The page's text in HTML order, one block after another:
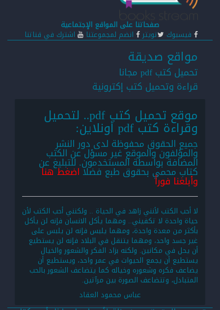
صفحاتنا على المواقع الإجتماعية
فيسبوك تويتر انضم لمجموعتنا اشترك في قناتنا
مواقع صديقة
تحميل كتب pdf مجانا
قراءة وتحميل كتب إكترونية
موقع تحميل كتب pdf.. لتحميل
وقراءة كتب pdf أونلاين:
جميع الحقوق محفوظة لدى دور النشر
والمؤلفون والموقع غير مسؤل عن الكتب
المضافة بواسطة المستخدمون. للتبليغ عن
كتاب محمي بحقوق طبع فضلااضغط هنا
وأبلغنا فوراً
لا أحب الكتب لأنني زاهد في الحياة .. ولكنني أحب الكتب لأن
حياة واحدة لا تكفيني.. ومهما يأكل الانسان فإنه لن يأكل
بأكثر من معدة واحدة، ومهما يلبس فإنه لن يلبس على
غير جسد واحد، ومهما يتنقل في البلاد فإنه لن يستطيع
أن يحل في مكانين. ولكنه بزاد الفكر والشعور والخيال
يستطيع أن يجمع الحيوات في عمر واحد، ويستطيع أن
يضاعف فكره وشعوره وخياله كما يتضاعف الشعور بالحب
المتبادل، وتتضاعف الصورة بين مرآتين.
عباس محمود العقاد